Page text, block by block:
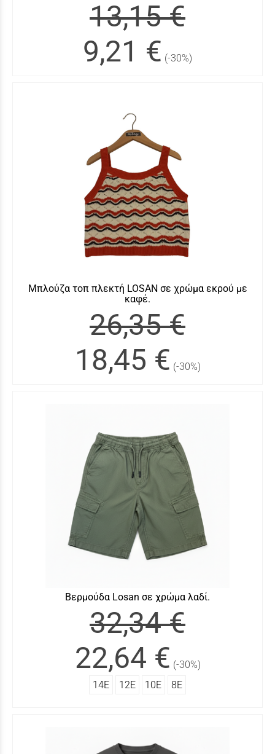
13,15 €
9,21 € (-30%)
Μπλούζα τοπ πλεκτή LOSAN σε χρώμα εκρού με
καφέ.
26,35 €
18,45 € (-30%)
Βερμούδα Losan σε χρώμα λαδί.
32,34 €
22,64 € (-30%)
14Ε
12Ε 10Ε 8Ε